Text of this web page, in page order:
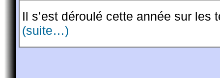
Il s’est déroulé cette année sur les
(suite…)